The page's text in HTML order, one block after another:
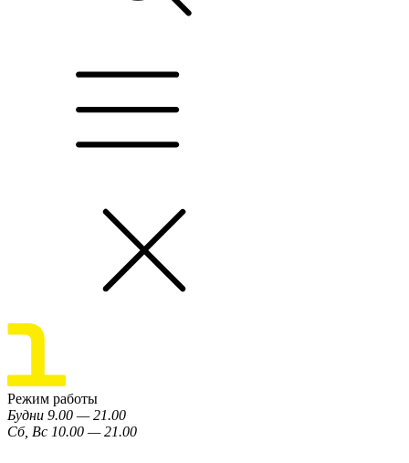
Режим работы
Будни 9.00 — 21.00
Сб, Вс 10.00 — 21.00